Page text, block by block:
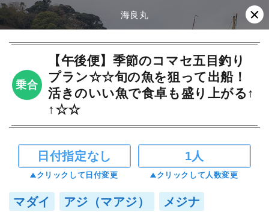
海良丸
乗合
【午後便】季節のコマセ五目釣り
プラン☆☆旬の魚を狙って出船！
活きのいい魚で食卓も盛り上がる↑
↑☆☆
日付指定なし
クリックして日付変更
1人
クリックして人数変更
マダイ アジ（マアジ）
メジナ